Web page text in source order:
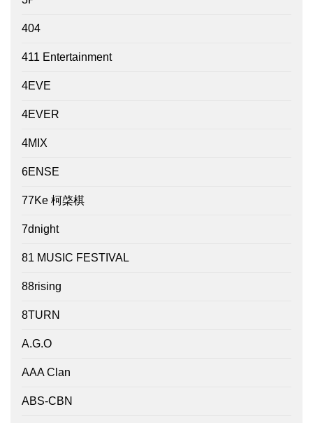
404
411 Entertainment
4EVE
4EVER
4MIX
6ENSE
77Ke 柯棨棋
7dnight
81 MUSIC FESTIVAL
88rising
8TURN
A.G.O
AAA Clan
ABS-CBN